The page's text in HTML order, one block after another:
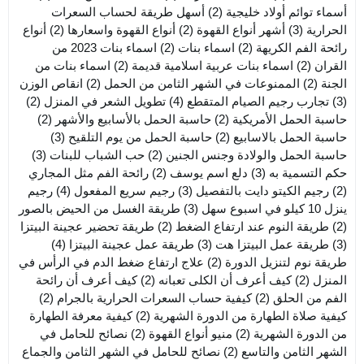
أسماء توائم أولاد خليجية (2)
أسهل طريقة لحساب السعرات
الحرارية (3) أشهر أنواع القهوة (2) أنواع القهوة واسعارها (2)
أنواع
رائحة الفم الكريهة (2) اسماء بنات (2)
اسماء بنات 2023 من
القران (2) اسماء بنات عربية اسلامية قديمة (2)
اسماء بنات من
الجنة (2) الممنوعات في الشهر الثامن من الحمل (2)
انقاص الوزن
(3)
تجارب رجيم الصيام المتقطع (4) تطويل الشعر في المنزل (2)
حاسبة الحمل الأمريكية (2) حاسبة الحمل بالأسابيع والأشهر (2)
حاسبة الحمل بالاسابيع (2) حاسبة الحمل من يوم التلقيح (3)
حاسبة الحمل والولادة وجنس الجنين (2) حب الشباب للبنات (3)
حكم التسمية به (3) دلع اسم يوسف (2)
رائحة الفم مثل المجاري
(2)
رجيم الكيتو دايت بالتفصيل (3) رجيم سريع المفعول (4)
رجيم
ينزل 10 كيلو في اسبوع سهل
(3)
طريقة الغسل من الحيض بالصور
(2)
طريقة النوم عند ارتفاع الضغط (2)
طريقة تحضير عجينة البيتزا
(3)
طريقة عمل البيتزا هت (3) طريقة عمل عجينة البيتزا
(4)
طريقة نوم لتنزيل الدورة (2)
علاج ارتفاع ضغط الدم في الرأس في
المنزل (2) كيف أعرف أن الكلى تعبانه (2)
كيف أعرف أن رائحة
الفم من الحلق (2) كيفية حساب السعرات الحرارية بالجرام (2)
كيفية صلاة الطهارة من الدورة الشهرية (2)
كيفية معرفة الطهارة
من الدورة الشهرية (2) منيو أنواع القهوة (2)
نصائح للحامل في
الشهر الثامن والتاسع (2)
نصائح للحامل في الشهر الثامن والجماع